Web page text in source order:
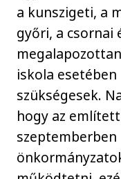
a kunszigeti, a
győri, a csornai
iskola
szükségesek.
hogy az